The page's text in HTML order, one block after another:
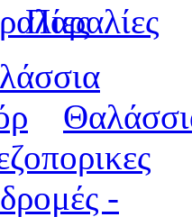
Παραλίες